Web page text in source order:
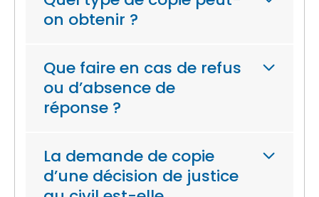
on obtenir ?
Que faire en cas de refus
ou d’absence de
réponse ?
La demande de copie
d’une décision de justice